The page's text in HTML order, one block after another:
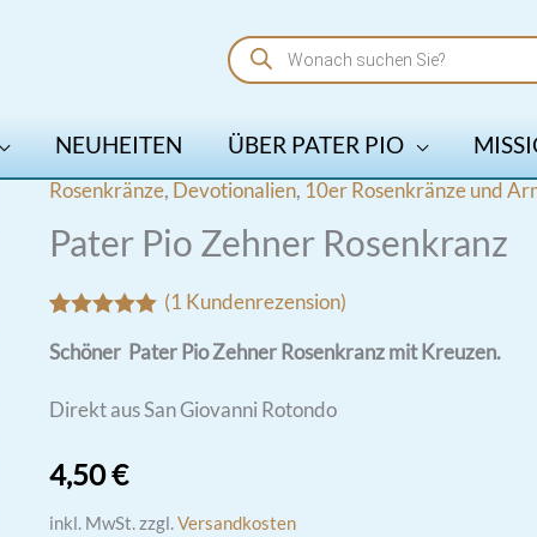
Products
search
NEUHEITEN ÜBER PATER PIO
Rosenkränze, Devotionalien, 10er Rosenkränze und
Pater Pio Zehner Rosenkranz
5.00von 5,
Kundenbewertung
(1 Kundenrezension)
Schöner Pater Pio Zehner Rosenkranz mit Kreuzen.
Direkt aus San Giovanni Rotondo
4,50€
inkl. MwSt.zzgl.Versandkosten